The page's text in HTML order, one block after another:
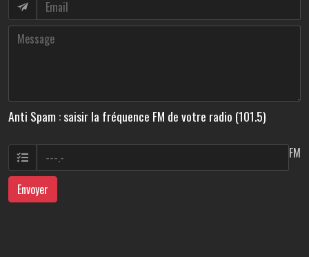
Anti Spam : saisir la fréquence FM de votre radio (101.5)
FM
Envoyer